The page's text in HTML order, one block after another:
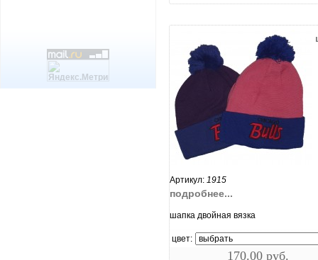
Артикул: 1915
подробнее...
шапка двойная вязка
цвет:
170.00 руб.